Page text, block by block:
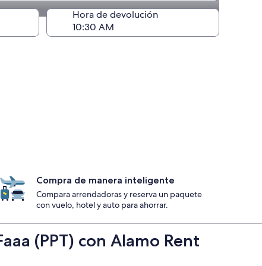
Hora de devolución
Compra de manera inteligente
Compara arrendadoras y reserva un paquete
con vuelo, hotel y auto para ahorrar.
(PPT) con Alamo Rent